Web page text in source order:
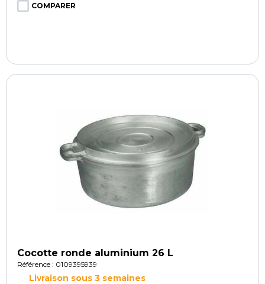
COMPARER
Cocotte ronde aluminium 26 L
Référence : 0109395939
Livraison sous 3 semaines